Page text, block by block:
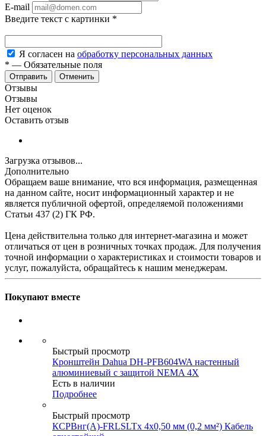
E-mail
Введите текст с картинки *
Я согласен на обработку персональных данных
* — Обязательные поля
Отменить
Отзывы
Отзывы
Нет оценок
Оставить отзыв
Загрузка отзывов...
Дополнительно
Обращаем ваше внимание, что вся информация, размещенная
на данном сайте, носит информационный характер и не
является публичной офертой, определяемой положениями
Статьи 437 (2) ГК РФ.
Цена действительна только для интернет-магазина и может
отличаться от цен в розничных точках продаж. Для получения
точной информации о характеристиках и стоимости товаров и
услуг, пожалуйста, обращайтесь к нашим менеджерам.
Покупают вместе
Быстрый просмотр
Кронштейн Dahua DH-PFB604WA настенный
алюминиевый с защитой NEMA 4X
Есть в наличии
Подробнее
Быстрый просмотр
КСРВнг(А)-FRLSLTx 4х0,50 мм (0,2 мм²) Кабель